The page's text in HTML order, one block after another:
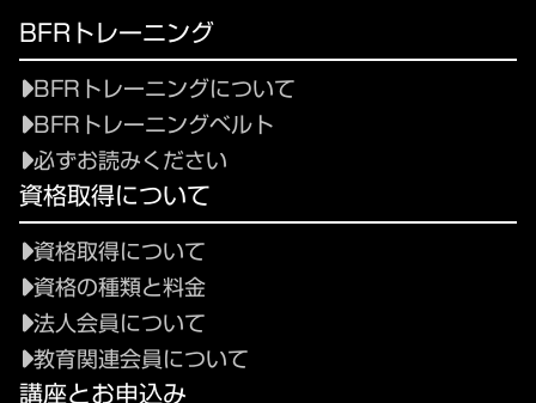
BFRトレーニング
BFRトレーニングについて
BFRトレーニングベルト
必ずお読みください
資格取得について
資格取得について
資格の種類と料金
法人会員について
教育関連会員について
講座とお申込み